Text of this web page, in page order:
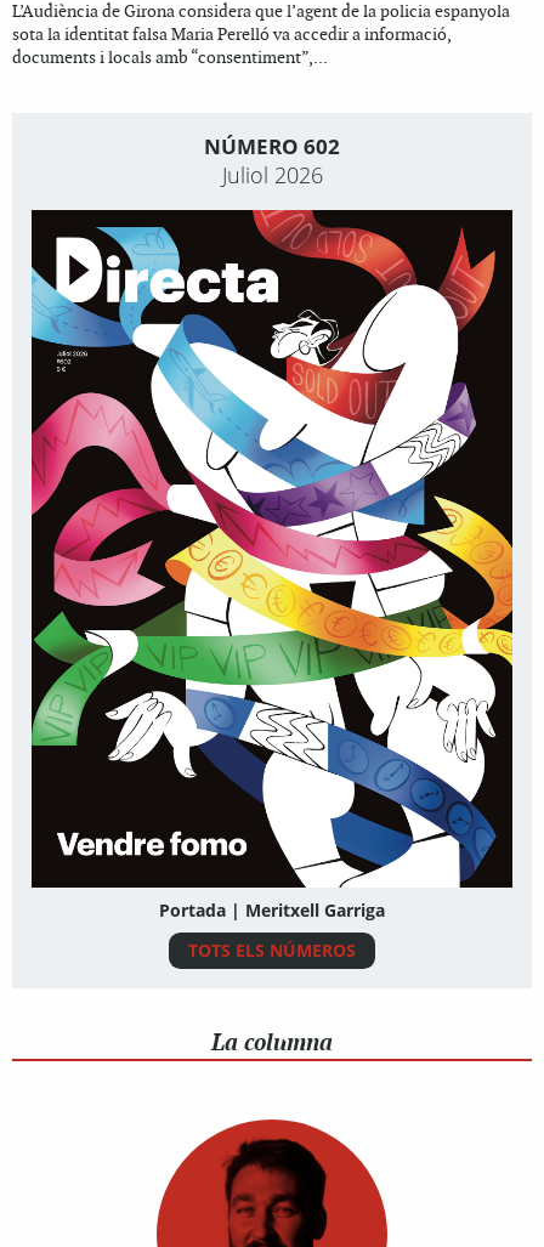
L’Audiència de Girona considera que l’agent de la policia espanyola
sota la identitat falsa Maria Perelló va accedir a informació,
documents i locals amb “consentiment”,...
NÚMERO 602
Juliol 2026
Portada | Meritxell Garriga
TOTS ELS NÚMEROS
La columna